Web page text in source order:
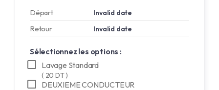
Départ Invalid date
Retour Invalid date
Sélectionnez les options :
Lavage Standard
( 20 DT )
DEUXIEME CONDUCTEUR